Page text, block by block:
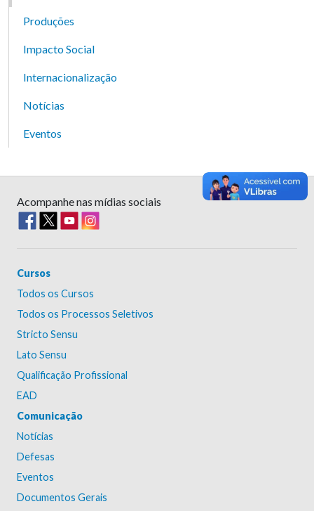
Produções
Impacto Social
Internacionalização
Notícias
Eventos
Acompanhe nas mídias sociais
Cursos
Todos os Cursos
Todos os Processos Seletivos
Stricto Sensu
Lato Sensu
Qualificação Profissional
EAD
Comunicação
Notícias
Defesas
Eventos
Documentos Gerais